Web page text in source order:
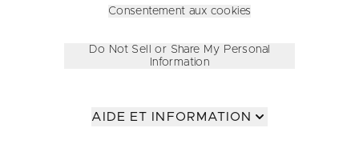
Consentement aux cookies
Do Not Sell or Share My Personal
Information
AIDE ET INFORMATION